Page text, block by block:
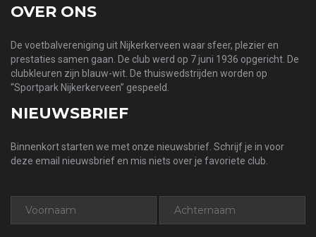
OVER ONS
De voetbalvereniging uit Nijkerkerveen waar sfeer, plezier en
prestaties samen gaan. De club werd op 7 juni 1936 opgericht. De
clubkleuren zijn blauw-wit. De thuiswedstrijden worden op
“Sportpark Nijkerkerveen” gespeeld.
NIEUWSBRIEF
Binnenkort starten we met onze nieuwsbrief. Schrijf je in voor
deze email nieuwsbrief en mis niets over je favoriete club.